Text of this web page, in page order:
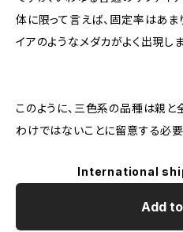
体に限って言えば、固定率はあま
イアのようなメダカがよく出現しま
このように、三色系の品種は親と
わけではないことに留意する必要
International
Add